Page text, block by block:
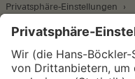
Privatsphäre-Einstellungen
Wirtschafts-